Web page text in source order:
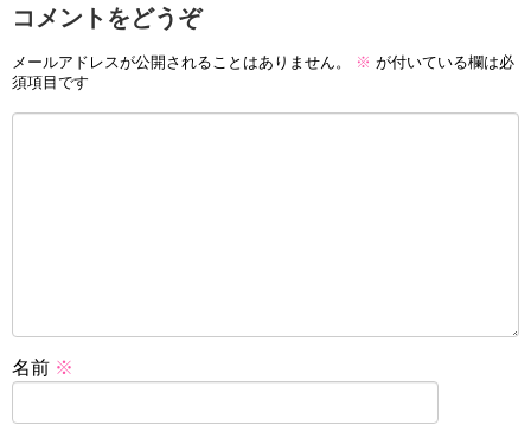
コメントをどうぞ
メールアドレスが公開されることはありません。 ※ が付いている欄は必
須項目です
名前 ※